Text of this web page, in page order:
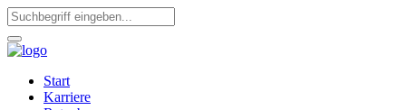
Start
Karriere